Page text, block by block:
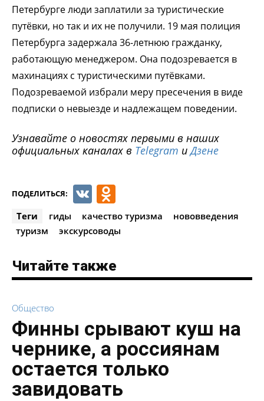
Петербурге люди заплатили за туристические
путёвки, но так и их не получили. 19 мая полиция
Петербурга задержала 36-летнюю гражданку,
работающую менеджером. Она подозревается в
махинациях с туристическими путёвками.
Подозреваемой избрали меру пресечения в виде
подписки о невыезде и надлежащем поведении.
Узнавайте о новостях первыми в наших
официальных каналах в Telegram иДзене
ПОДЕЛИТЬСЯ: VK
Теги гиды качество туризма
нововведения
туризм
экскурсоводы
Читайте также
Общество
Финны срывают куш на
чернике, а россиянам
остается только
завидовать